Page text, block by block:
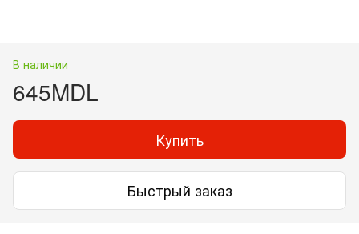
В наличии
645MDL
Купить
Быстрый заказ